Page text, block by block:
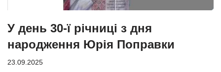
У день 30-ї річниці з дня
народження Юрія Поправки
23.09.2025